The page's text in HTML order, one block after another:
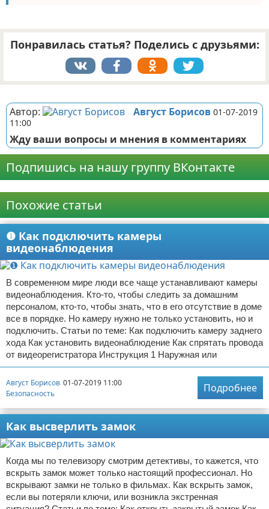
Понравилась статья? Поделись с друзьями:
Автор: Август Борисов 01-07-2019
11:00
Жду ваши вопросы и мнения в комментариях
Подпишись на нашу группу ВКонтакте
Похожие статьи
❶ Как подключить камеры
видеонаблюдения
В современном мире люди все чаще устанавливают камеры
видеонаблюдения. Кто-то, чтобы следить за домашним
персоналом, кто-то, чтобы знать, что в его отсутствие в доме
все в порядке. Но камеру нужно не только установить, но и
подключить. Статьи по теме: Как подключить камеру заднего
хода Как установить видеонаблюдение Как спрятать провода
от видеорегистратора Инструкция 1 Наружная или
Август Борисов 01-07-2019 11:00
Безопасность
Подробнее
Как высверлить замок
Когда мы по телевизору смотрим детективы, то кажется, что
вскрыть замок может только настоящий профессионал. Но
вскрывают замки не только в фильмах. Как вскрыть замок,
если вы потеряли ключи, или возникла экстренная